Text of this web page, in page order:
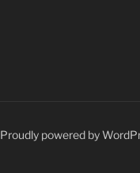
Proudly powered by